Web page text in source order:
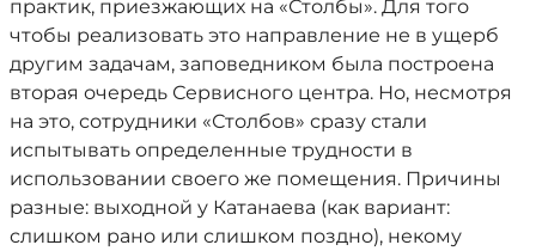
практик, приезжающих на «Столбы». Для того
чтобы реализовать это направление не в ущерб
другим задачам, заповедником была построена
вторая очередь Сервисного центра. Но, несмотря
на это, сотрудники «Столбов» сразу стали
испытывать определенные трудности в
использовании своего же помещения. Причины
разные: выходной у Катанаева (как вариант:
слишком рано или слишком поздно), некому